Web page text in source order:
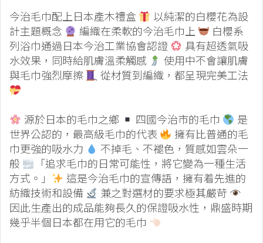
今治毛巾配上日本產木禮盒
以純潔的白櫻花為設
計主題概念
編織在柔軟的今治毛巾上
白櫻系
列浴巾通過日本今治工業協會認證
具有超透氣吸
水效果，同時給肌膚溫柔觸感
使用中不會讓肌膚
與毛巾強烈摩擦
從材質到編織，都呈現完美工法
源於日本的毛巾之鄉 四國今治市的毛巾
是
世界公認的，最高級毛巾的代表
擁有比普通的毛
巾更強的吸水力
不掉毛、不褪色，質感如雲朵一
般
「追求毛巾的日常可能性，將它變為一種生活
方式。」
這是今治毛巾的宣傳語，擁有着先進的
紡織技術和設備
兼之對選材的要求極其嚴苛
因此生產出的成品能夠長久的保證吸水性，鼎盛時期
幾乎半個日本都在用它的毛巾